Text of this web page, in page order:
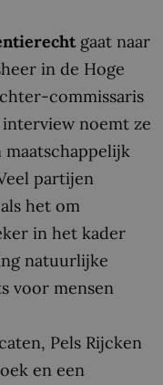
gaat naar
in de Hoge
commissaris
noemt ze
partijen
het om
in het kader
natuurlijke
voor mensen
Pels Rijcken
en een